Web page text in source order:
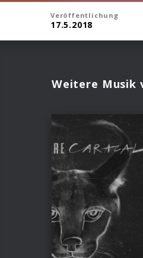
Veröffentlichung
17.5.2018
Weitere Musik